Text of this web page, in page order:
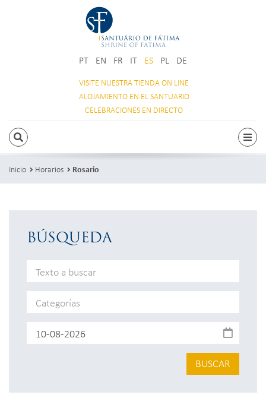
PT EN FR IT ES PL DE
VISITE NUESTRATIENDA ON LINE
ALOJAMIENTO EN EL SANTUARIO
CELEBRACIONES EN DIRECTO
BUSCAR
Inicio Horarios Rosario
BÚSQUEDA
BUSCAR